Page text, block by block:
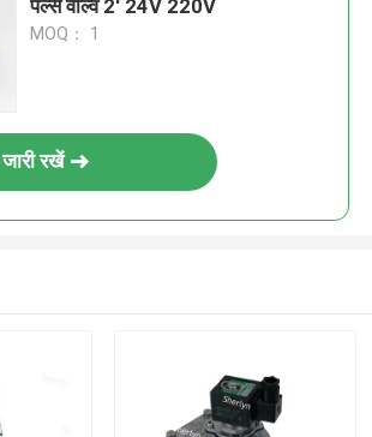
पल्स वाल्व 2' 24V 220V
MOQ： 1
जारी रखें